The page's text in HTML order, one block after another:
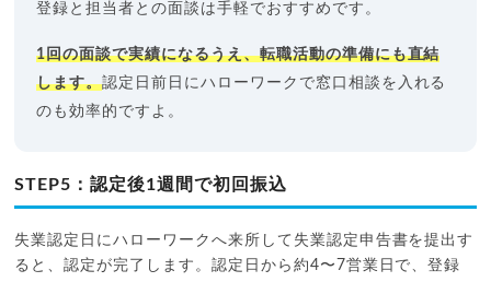
登録と担当者との面談は手軽でおすすめです。
1回の面談で実績になるうえ、転職活動の準備にも直結
します。認定日前日にハローワークで窓口相談を入れる
のも効率的ですよ。
STEP5：認定後1週間で初回振込
失業認定日にハローワークへ来所して失業認定申告書を提出す
ると、認定が完了します。認定日から約4〜7営業日で、登録